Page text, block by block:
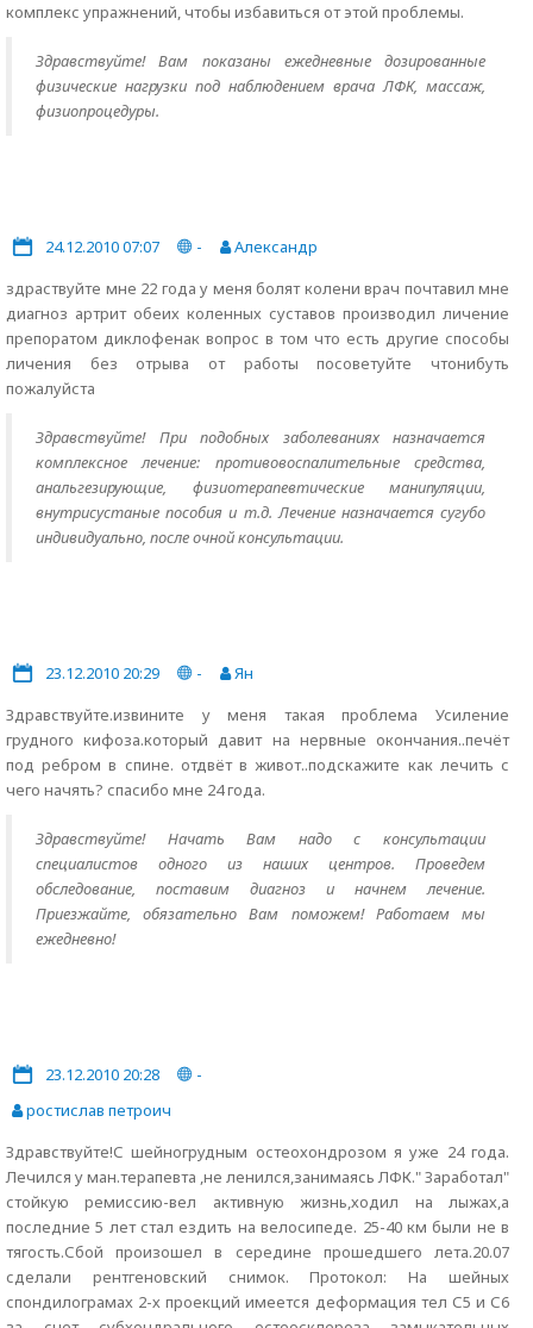
комплекс упражнений, чтобы избавиться от этой проблемы.
Здравствуйте! Вам показаны ежедневные дозированные
физические нагрузки под наблюдением врача ЛФК, массаж,
физиопроцедуры.
24.12.2010 07:07 -
Александр
здраствуйте мне 22 года у меня болят колени врач почтавил мне
диагноз артрит обеих коленных суставов производил личение
препоратом диклофенак вопрос в том что есть другие способы
личения без отрыва от работы посоветуйте чтонибуть
пожалуйста
Здравствуйте! При подобных заболеваниях назначается
комплексное лечение: противовоспалительные средства,
анальгезирующие, физиотерапевтические манипуляции,
внутрисустаные пособия и т.д. Лечение назначается сугубо
индивидуально, после очной консультации.
23.12.2010 20:29 -
Ян
Здравствуйте.извините у меня такая проблема Усиление
грудного кифоза.который давит на нервные окончания..печёт
под ребром в спине. отдвёт в живот..подскажите как лечить с
чего начять? спасибо мне 24 года.
Здравствуйте! Начать Вам надо с консультации
специалистов одного из наших центров. Проведем
обследование, поставим диагноз и начнем лечение.
Приезжайте, обязательно Вам поможем! Работаем мы
ежедневно!
23.12.2010 20:28
-
ростислав петроич
Здравствуйте!С шейногрудным остеохондрозом я уже 24 года.
Лечился у ман.терапевта ,не ленился,занимаясь ЛФК." Заработал"
стойкую ремиссию-вел активную жизнь,ходил на лыжах,а
последние 5 лет стал ездить на велосипеде. 25-40 км были не в
тягость.Сбой произошел в середине прошедшего лета.20.07
сделали рентгеновский снимок. Протокол: На шейных
спондилограмах 2-х проекций имеется деформация тел С5 и С6